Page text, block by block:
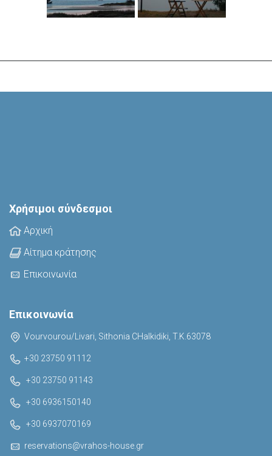
Χρήσιμοι σύνδεσμοι
Αρχική
Αίτημα κράτησης
Επικοινωνία
Επικοινωνία
Vourvourou/Livari, Sithonia CHalkidiki, T.K.63078
+30 23750 91112
+30 23750 91143
+30 6936150140
+30 6937070169
reservations@vrahos-house.gr